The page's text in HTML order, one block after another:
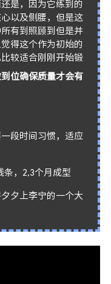
是，因为它练到的
以及侧腰，但是这
有到照顾到但是并
得这个作为初始的
较适合刚刚开始锻
位确保质量才会有
段时间习惯，适应
条，2,3个月成型
夕上李宁的一个大